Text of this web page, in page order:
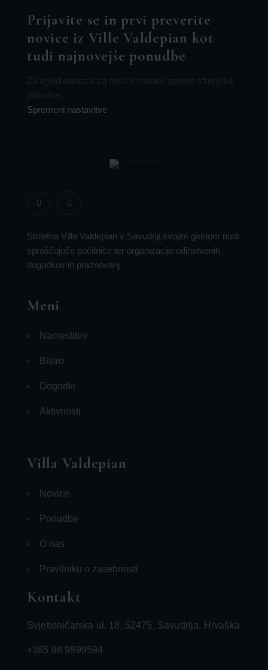
Prijavite se in prvi preverite
novice iz Ville Valdepian kot
tudi najnovejše ponudbe
Spremeni nastavitve
Stoletna Villa Valdepian v Savudriji svojim gostom nudi
sproščujoče počitnice ter organizacijo edinstvenih
dogodkov in praznovanj.
Meni
Namestitev
Bistro
Dogodki
Aktivnosti
Villa Valdepian
Novice
Ponudbe
O nas
Pravilniku o zasebnosti
Kontakt
Svjetioničarska ul. 18, 52475, Savudrija, Hrvaška
+385 98 9899594